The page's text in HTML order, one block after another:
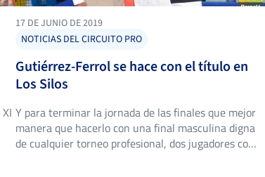
17 DE JUNIO DE 2019
NOTICIAS DEL CIRCUITO PRO
Gutiérrez-Ferrol se hace con el título en
Los Silos
Y para terminar la jornada de las finales que mejor
manera que hacerlo con una final masculina digna
de cualquier torneo profesional, dos jugadores como